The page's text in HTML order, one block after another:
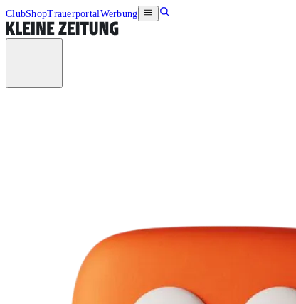
ClubShopTrauerportalWerbung